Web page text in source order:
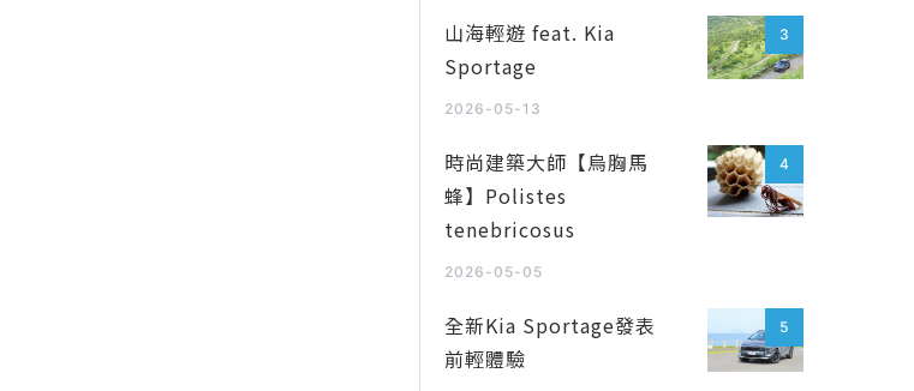
3
山海輕遊 feat. Kia
Sportage
2026-05-13
4
時尚建築大師【烏胸馬
蜂】Polistes
tenebricosus
2026-05-05
5
全新Kia Sportage發表
前輕體驗